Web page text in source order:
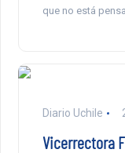
que no está
Diario Uchile
Vicerrectora